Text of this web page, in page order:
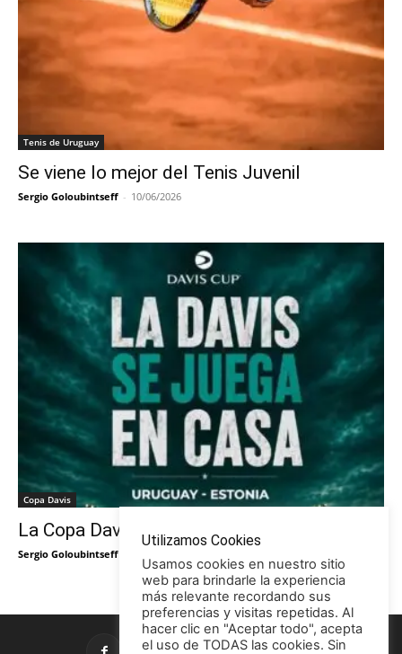
Tenis de Uruguay
Se viene lo mejor del Tenis Juvenil
Sergio Goloubintseff - 10/06/2026
Copa Davis
La Copa Davis vuelve al Círculo
Sergio Goloubintseff
Utilizamos Cookies
Usamos cookies en nuestro sitio
web para brindarle la experiencia
más relevante recordando sus
preferencias y visitas repetidas. Al
hacer clic en "Aceptar todo", acepta
el uso de TODAS las cookies. Sin